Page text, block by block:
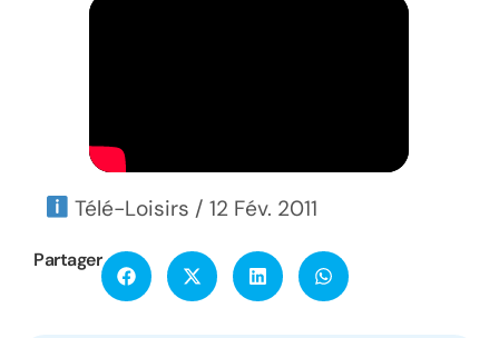
Télé-Loisirs / 12 Fév. 2011
Partager